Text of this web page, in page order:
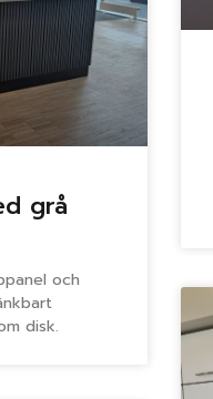
grå
och
disk.